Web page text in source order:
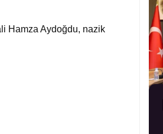
Hamza Aydoğdu, nazik